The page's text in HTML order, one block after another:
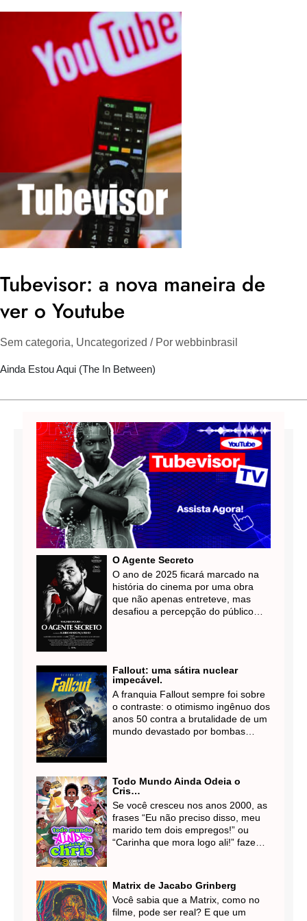
Tubevisor: a nova maneira de
ver o Youtube
Sem categoria, Uncategorized / Por webbinbrasil
Ainda Estou Aqui (The In Between)
O Agente Secreto
O ano de 2025 ficará marcado na
história do cinema por uma obra
que não apenas entreteve, mas
desafiou a percepção do público
como um fenômeno cultural e
artístico, reafirmando a força do
cinema nacional no cenário global.
Fallout: uma sátira nuclear
impecável.
A franquia Fallout sempre foi sobre
o contraste: o otimismo ingênuo dos
anos 50 contra a brutalidade de um
mundo devastado por bombas
entregou uma das melhores
transposições de games para a TV,
mas também uma sátira social
ácida que ressoa estranhamente
com os nossos tempos.
Todo Mundo Ainda Odeia o
Cris…
Se você cresceu nos anos 2000, as
frases “Eu não preciso disso, meu
marido tem dois empregos!” ou
“Carinha que mora logo ali!” fazem
desta vez, o traço é outro, mas o
azar é o mesmo!
A série animada "Todo Mundo
Matrix de Jacabo Grinberg
Você sabia que a Matrix, como no
filme, pode ser real? E que um